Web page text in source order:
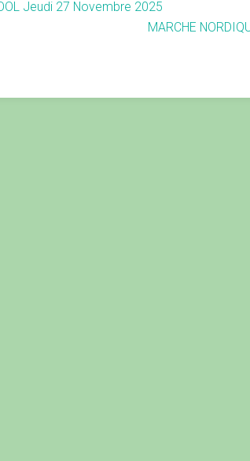
Jeudi 27 Novembre 2025
MARCHE